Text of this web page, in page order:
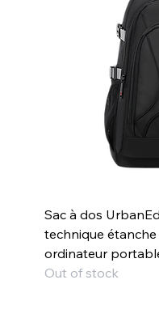
Sac à dos
technique
ordinateur
Out of stock